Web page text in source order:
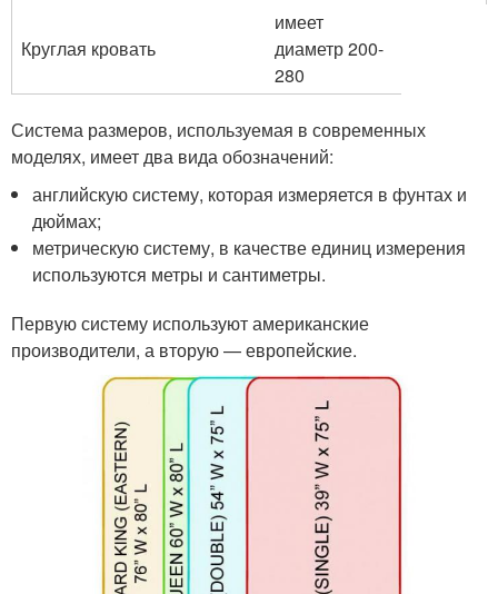
Круглая кровать
имеет
диаметр 200-
280
Система размеров, используемая в современных
моделях, имеет два вида обозначений:
английскую систему, которая измеряется в фунтах и
дюймах;
метрическую систему, в качестве единиц измерения
используются метры и сантиметры.
Первую систему используют американские
производители, а вторую — европейские.